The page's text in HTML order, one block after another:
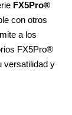
FX5Pro®
con otros
a los
FX5Pro®
versatilidad y